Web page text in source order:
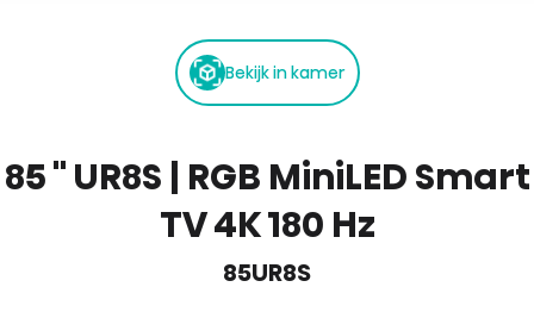
Bekijk in kamer
85 '' UR8S | RGB MiniLED Smart
TV 4K 180 Hz
85UR8S